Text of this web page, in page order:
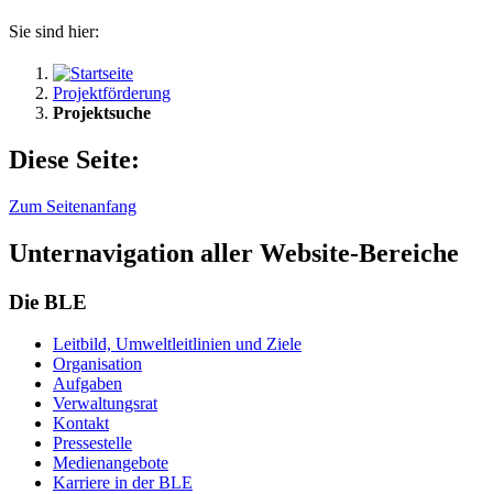
Sie sind hier:
Projektförderung
Projektsuche
Diese Seite:
Zum Seitenanfang
Unternavigation aller Website-Bereiche
Die BLE
Leit­bild, Um­welt­leit­li­ni­en und Zie­le
Or­ga­ni­sa­ti­on
Auf­ga­ben
Ver­wal­tungs­rat
Kon­takt
Pres­se­stel­le
Me­di­en­an­ge­bo­te
Kar­rie­re in der BLE